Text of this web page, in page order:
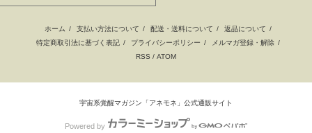
ホーム / 支払い方法について / 配送・送料について / 返品について /
特定商取引法に基づく表記 / プライバシーポリシー / メルマガ登録・解除 /
RSS / ATOM
宇宙系覚醒マガジン「アネモネ」公式通販サイト
Powered by